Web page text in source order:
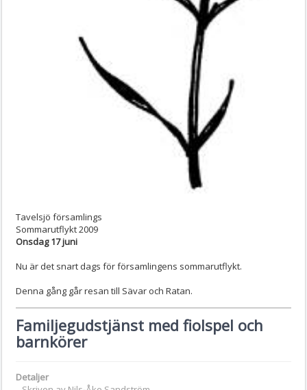
Tavelsjö församlings
Sommarutflykt 2009
Onsdag 17 juni
Nu är det snart dags för församlingens sommarutflykt.
Denna gång går resan till Sävar och Ratan.
Familjegudstjänst med fiolspel och
barnkörer
Detaljer